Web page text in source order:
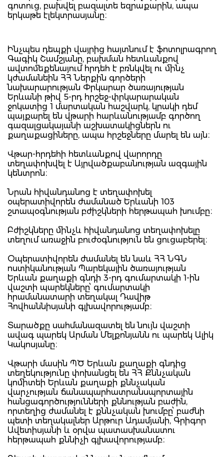
գոտուց, բախվել բազալտե եզրաքարին, ապա
երկաթե էլեկտրասյանը։
Ինչպես դեպքի վայրից հայտնում է ֆոտոլրագրող
Գագիկ Շամշյանը, բախման հետևանքով
ավտոմեքենայում հրդեհ է բռնկվել ու մինչ
կժամանեին ՀՀ Ներքին գործերի
նախարարության Փրկարար ծառայության
Երևանի թիվ 5-րդ հրշեջ-փրկարարական
ջոկատից 1 մարտական հաշվարկ, կրակի դեմ
պայքարել են վթարի հարևանությամբ գործող
գազալցակայանի աշխատակիցներն ու
քաղաքացիները, ապա հրշեջները մարել են այն։
Վթար-հրդեհի հետևանքով վարորդը
տեղափոխվել է Այրվածքաբանության ազգային
կենտրոն։
Նրան հիվանդանոց է տեղափոխել
օպերատիվորեն ժամանած Երևանի 103
շտապօգնության բժիշկների հերթապահ խումբը։
Բժիշկները մինչև հիվանդանոց տեղափոխելը
տեղում առաջին բուժօգնություն են ցուցաբերել։
Օպերատիվորեն ժամանել են նաև ՀՀ ՆԳՆ
ոստիկանության Պարեկային ծառայության
Երևան քաղաքի գնդի 3-րդ գումարտակի 1-ին
վաշտի պարեկները՝ գումարտակի
հրամանատարի տեղակալ Դավիթ
Հովհաննիսյանի գլխավորությամբ։
Տարածքը սահմանազատել են նույն վաշտի
ավագ պարեկ Արման Մելքոնյանն ու պարեկ Ալիկ
Կակոսյանը։
Վթարի մասին ՊԾ Երևան քաղաքի գնդից
տեղեկությունը փոխանցել են ՀՀ Քննչական
կոմիտեի Երևան քաղաքի քննչական
վարչության ճանապարհատրանսպորտային
հանցագործությունների քննության բաժին,
որտեղից ժամանել է քննչական խումբը՝ բաժնի
պետի տեղակալներ Արթուր Ադամյանի, Գրիգոր
Ավետիսյանի և օրվա պատասխանատու
հերթապահ քննիչի գլխավորությամբ։